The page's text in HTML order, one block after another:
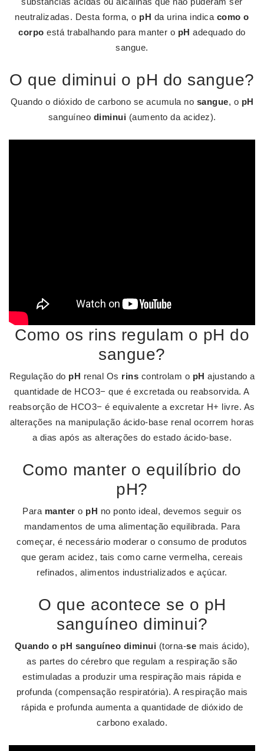
neutralizadas. Desta forma, o pH da urina indica como o
corpo está trabalhando para manter o pH adequado do
sangue.
O que diminui o pH do sangue?
Quando o dióxido de carbono se acumula no sangue, o pH
sanguíneo diminui (aumento da acidez).
Como os rins regulam o pH do
sangue?
Regulação do pH renal Os rins controlam o pH ajustando a
quantidade de HCO3− que é excretada ou reabsorvida. A
reabsorção de HCO3− é equivalente a excretar H+ livre. As
alterações na manipulação ácido-base renal ocorrem horas
a dias após as alterações do estado ácido-base.
Como manter o equilíbrio do
pH?
Para manter o pH no ponto ideal, devemos seguir os
mandamentos de uma alimentação equilibrada. Para
começar, é necessário moderar o consumo de produtos
que geram acidez, tais como carne vermelha, cereais
refinados, alimentos industrializados e açúcar.
O que acontece se o pH
sanguíneo diminui?
Quando o pH sanguíneo diminui (torna-se mais ácido),
as partes do cérebro que regulam a respiração são
estimuladas a produzir uma respiração mais rápida e
profunda (compensação respiratória). A respiração mais
rápida e profunda aumenta a quantidade de dióxido de
carbono exalado.